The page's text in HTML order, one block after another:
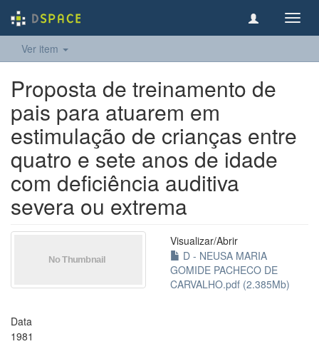
Ver item
Proposta de treinamento de
pais para atuarem em
estimulação de crianças entre
quatro e sete anos de idade
com deficiência auditiva
severa ou extrema
Visualizar/Abrir
D - NEUSA MARIA
GOMIDE PACHECO DE
CARVALHO.pdf (2.385Mb)
Data
1981